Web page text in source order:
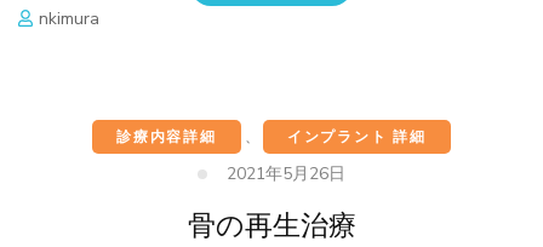
nkimura
診療内容詳細 、 インプラント 詳細
2021年5月26日
骨の再生治療